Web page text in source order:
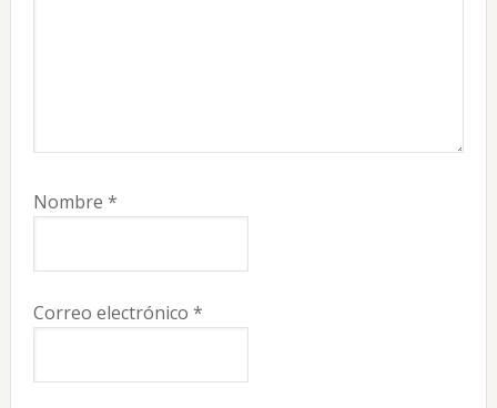
Nombre *
Correo electrónico *